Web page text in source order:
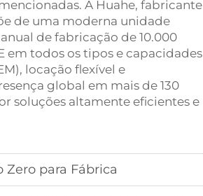
A Huahe, fabricante
de uma moderna unidade
de fabricação de 10.000
em todos os tipos e capacidades
locação flexível e
global em mais de 130
soluções altamente eficientes e
para Fábrica